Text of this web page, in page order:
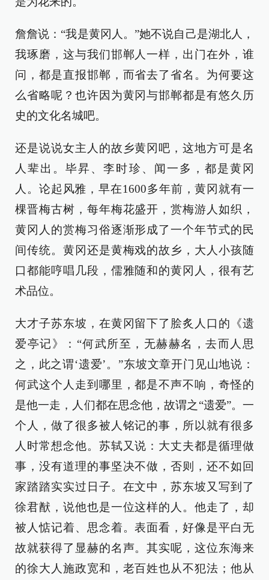
詹詹说：“我是黄冈人。”她不说自己是湖北人，
我琢磨，这与我们邯郸人一样，出门在外，谁
问，都是直报邯郸，而省去了省名。为何要这
么省略呢？也许因为黄冈与邯郸都是有悠久历
史的文化名城吧。
还是说说女主人的故乡黄冈吧，这地方可是名
人辈出。毕昇、李时珍、闻一多，都是黄冈
人。论起风雅，早在1600多年前，黄冈就有一
棵晋梅古树，每年梅花盛开，赏梅游人如织，
黄冈人的赏梅习俗逐渐形成了一个年节式的民
间传统。黄冈还是黄梅戏的故乡，大人小孩随
口都能哼唱几段，儒雅随和的黄冈人，很有艺
术品位。
大才子苏东坡，在黄冈留下了脍炙人口的《遗
爱亭记》：“何武所至，无赫赫名，去而人思
之，此之谓‘遗爱’。”东坡文章开门见山地说：
何武这个人走到哪里，都是不声不响，奇怪的
是他一走，人们都在思念他，故谓之“遗爱”。一
个人，做了很多被人铭记的事，所以就有很多
人时常想念他。苏轼又说：大丈夫都是循理做
事，没有道理的事坚决不做，否则，还不如回
家踏踏实实过日子。在文中，苏东坡又写到了
徐君猷，说他也是一位这样的人。他走了，却
被人惦记着、思念着。表面看，好像是平白无
故就获得了显赫的名声。其实呢，这位东海来
的徐大人施政宽和，老百姓也从不犯法；他从